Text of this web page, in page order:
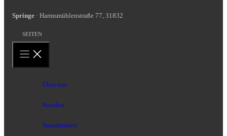
Springe · Harmsmühlenstraße 77, 31832
SEITEN
Über uns
Kunden
Standpunkte